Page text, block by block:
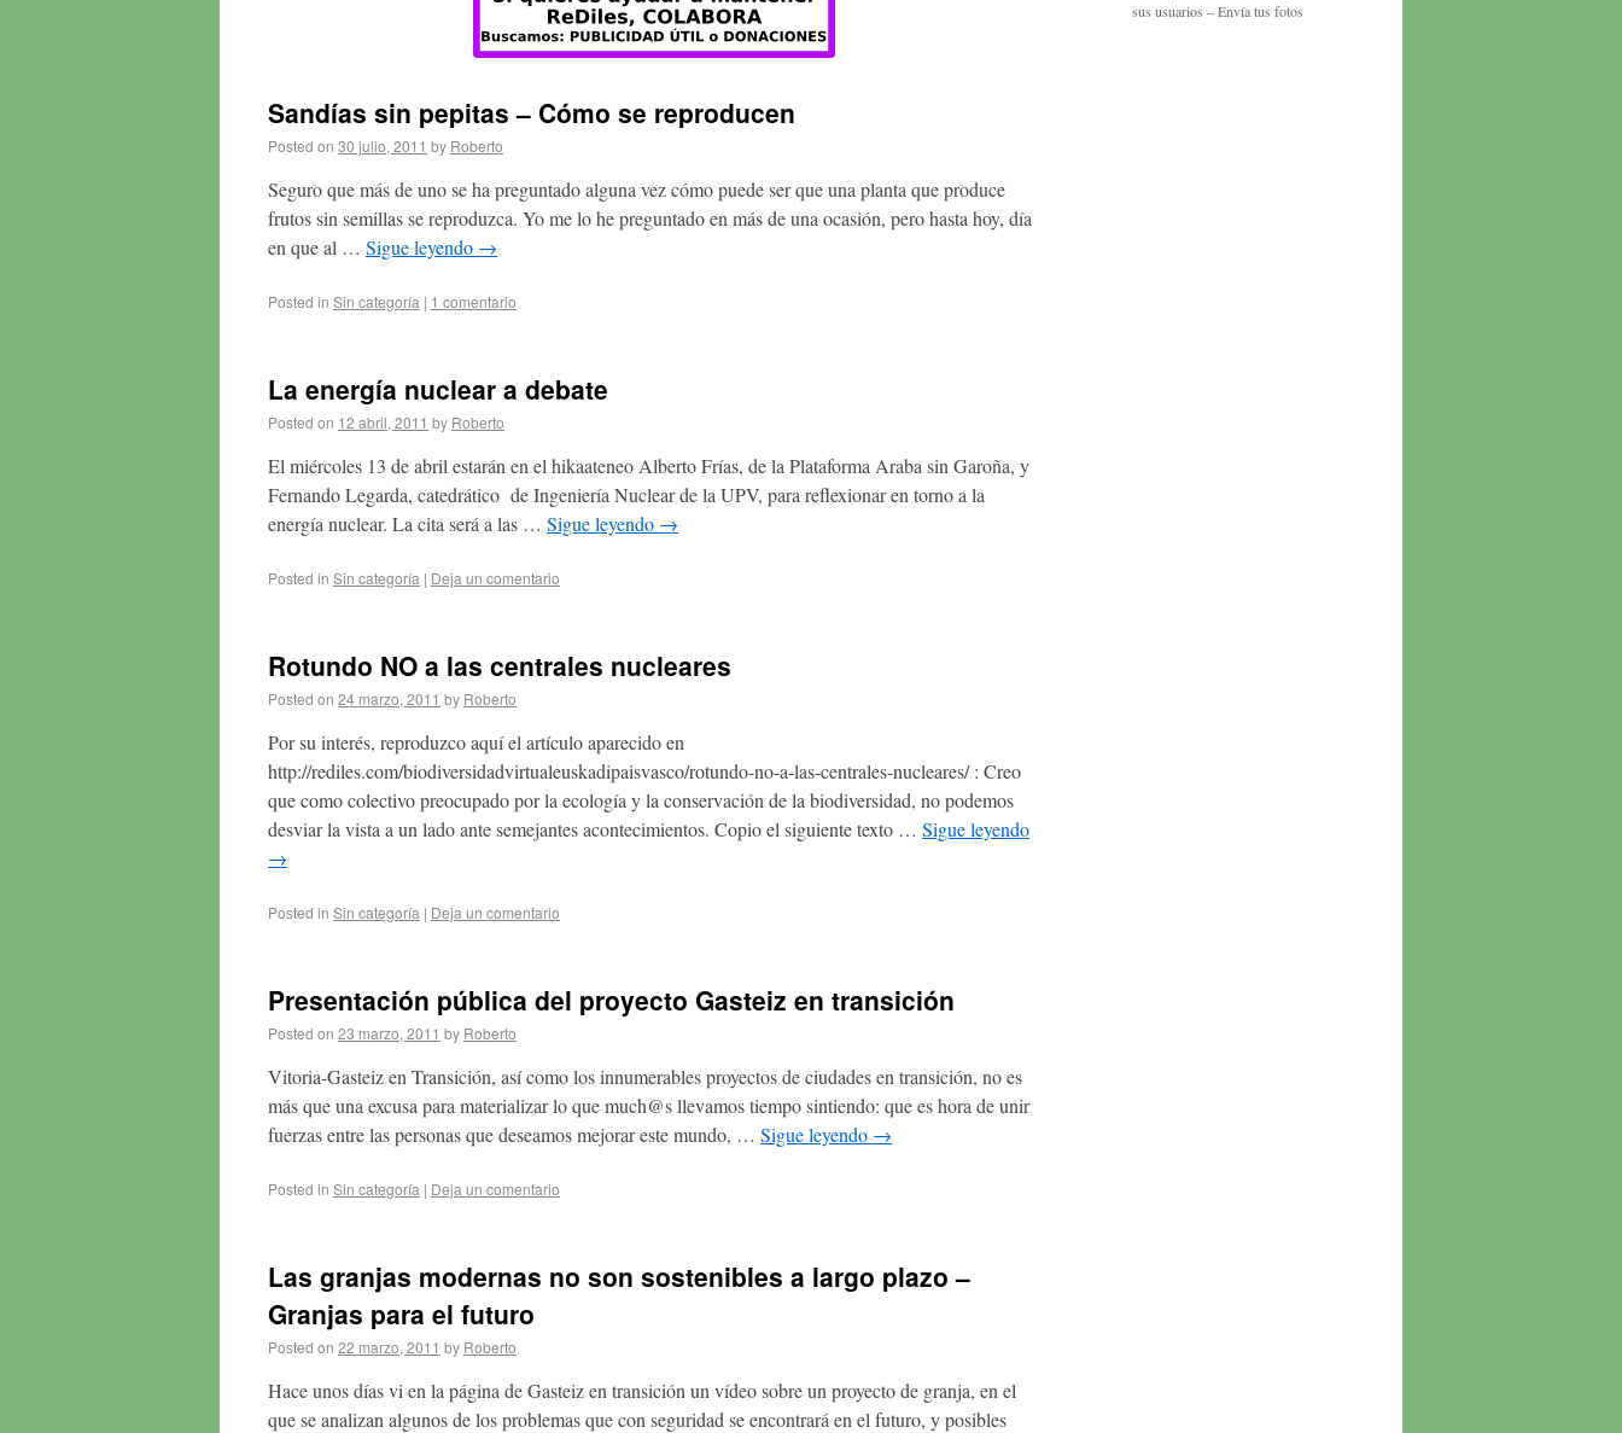
Sandías sin pepitas – Cómo se reproducen
Posted on 30 julio, 2011 by Roberto
Seguro que más de uno se ha preguntado alguna vez cómo puede ser que una planta que produce
frutos sin semillas se reproduzca. Yo me lo he preguntado en más de una ocasión, pero hasta hoy, día
en que al … Sigue leyendo →
Posted in Sin categoría | 1 comentario
La energía nuclear a debate
Posted on 12 abril, 2011 by Roberto
El miércoles 13 de abril estarán en el hikaateneo Alberto Frías, de la Plataforma Araba sin Garoña, y
Fernando Legarda, catedrático de Ingeniería Nuclear de la UPV, para reflexionar en torno a la
energía nuclear. La cita será a las … Sigue leyendo →
Posted in Sin categoría | Deja un comentario
Rotundo NO a las centrales nucleares
Posted on 24 marzo, 2011 by Roberto
Por su interés, reproduzco aquí el artículo aparecido en
http://rediles.com/biodiversidadvirtualeuskadipaisvasco/rotundo-no-a-las-centrales-nucleares/ : Creo
que como colectivo preocupado por la ecología y la conservación de la biodiversidad, no podemos
desviar la vista a un lado ante semejantes acontecimientos. Copio el siguiente texto … Sigue leyendo
→
Posted in Sin categoría | Deja un comentario
Presentación pública del proyecto Gasteiz en transición
Posted on 23 marzo, 2011 by Roberto
Vitoria-Gasteiz en Transición, así como los innumerables proyectos de ciudades en transición, no es
más que una excusa para materializar lo que much@s llevamos tiempo sintiendo: que es hora de unir
fuerzas entre las personas que deseamos mejorar este mundo, … Sigue leyendo →
Posted in Sin categoría | Deja un comentario
Las granjas modernas no son sostenibles a largo plazo –
Granjas para el futuro
Posted on 22 marzo, 2011 by Roberto
Hace unos días vi en la página de Gasteiz en transición un vídeo sobre un proyecto de granja, en el
que se analizan algunos de los problemas que con seguridad se encontrará en el futuro, y posibles
sus usuarios – Envía tus fotos